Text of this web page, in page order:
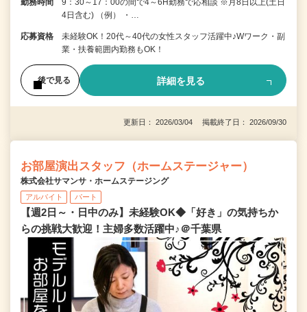
勤務時間
9：30～17：00の間で4～6H勤務で応相談 ※月8日以上(土日
4日含む) （例） ・…
応募資格
未経験OK！20代～40代の女性スタッフ活躍中♪Wワーク・副
業・扶養範囲内勤務もOK！
後で見る 詳細を見る
更新日： 2026/03/04 掲載終了日： 2026/09/30
お部屋演出スタッフ（ホームステージャー）
株式会社サマンサ・ホームステージング
アルバイト パート
【週2日～・日中のみ】未経験OK◆「好き」の気持ちか
らの挑戦大歓迎！主婦多数活躍中♪＠千葉県